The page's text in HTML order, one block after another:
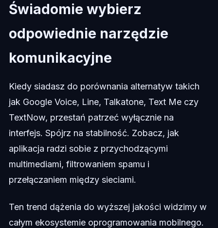
Świadomie wybierz
odpowiednie narzędzie
komunikacyjne
Kiedy siadasz do porównania alternatyw takich
jak Google Voice, Line, Talkatone, Text Me czy
TextNow, przestań patrzeć wyłącznie na
interfejs. Spójrz na stabilność. Zobacz, jak
aplikacja radzi sobie z przychodzącymi
multimediami, filtrowaniem spamu i
przełączaniem między sieciami.
Ten trend dążenia do wyższej jakości widzimy w
całym ekosystemie oprogramowania mobilnego.